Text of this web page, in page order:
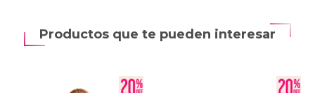
Productos que te pueden interesar